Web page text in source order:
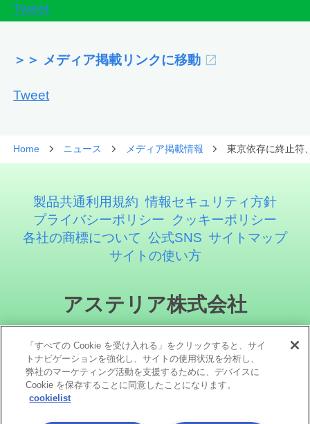
Tweet
＞＞ メディア掲載リンクに移動
Tweet
Home ニュース メディア掲載情報 東京依存に終止符
製品共通利用規約 情報セキュリティ方針
プライバシーポリシー
クッキーポリシー
各社の商標について 公式SNS サイトマップ
サイトの使い方
アステリア株式会社
「すべての Cookie を受け入れる」をクリックすると、サイ
トナビゲーションを強化し、サイトの使用状況を分析し、
弊社のマーケティング活動を支援するために、デバイスに
Cookie を保存することに同意したことになります。
cookielist